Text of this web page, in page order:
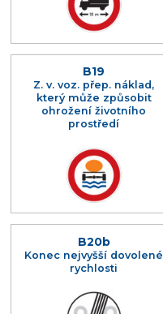
B19
Z. v. voz. přep. náklad,
který může způsobit
ohrožení životního
prostředí
B20b
Konec nejvyšší dovolené
rychlosti